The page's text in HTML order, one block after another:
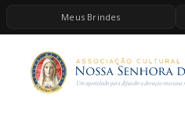
Meus Brindes
HOME
A ASSOCIAÇÃO